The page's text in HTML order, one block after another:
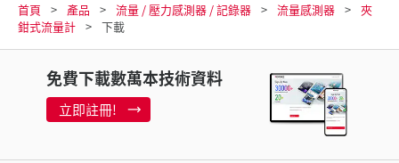
首頁 產品 流量 / 壓力感測器 / 記錄器 流量感測器
夾
鉗式流量計
下載
免費下載數萬本技術資料
立即註冊!